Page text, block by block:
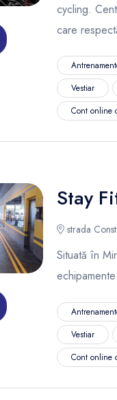
cycling.
care
Vestiar
Cont online
Stay
strada
Situată în
Vestiar
Cont online